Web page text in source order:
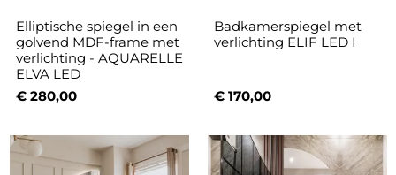
Elliptische spiegel in een
golvend MDF-frame met
verlichting - AQUARELLE
ELVA LED
€ 280,00
Badkamerspiegel met
verlichting ELIF LED I
€ 170,00